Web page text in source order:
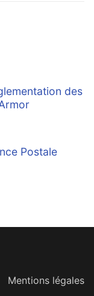
des
Postale
Mentions légales